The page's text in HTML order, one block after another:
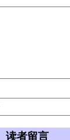
读者留言